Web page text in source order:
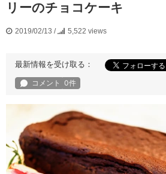
リーのチョコケーキ
2019/02/13 / 5,522 views
最新情報を受け取る：